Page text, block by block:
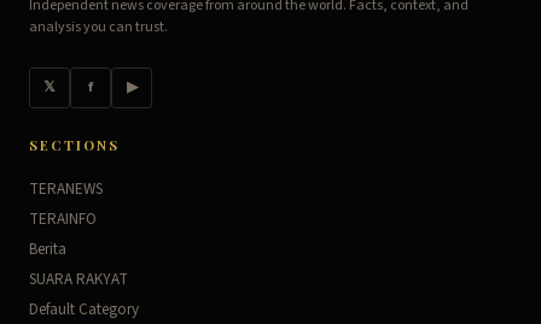
Independent news coverage from around the world. Facts, context, and
analysis you can trust.
𝕏 f ▶
SECTIONS
TERANEWS
TERAINFO
Berita
SUARA RAKYAT
Default Category